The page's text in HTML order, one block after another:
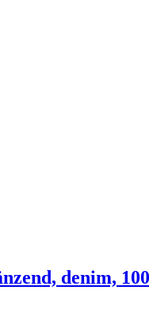
denim,